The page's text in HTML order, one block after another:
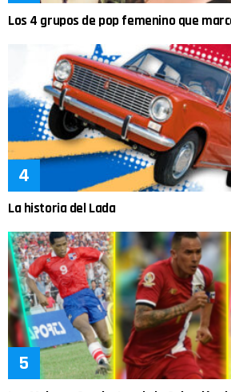
Los 4 grupos de pop femenino que
La historia del Lada